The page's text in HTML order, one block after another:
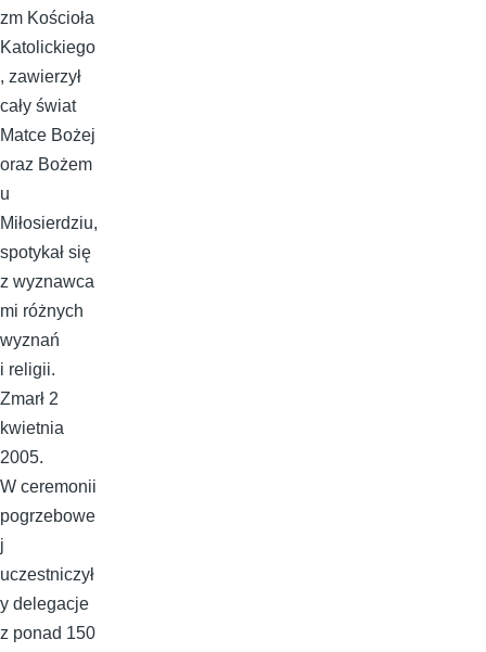
zm Kościoła
Katolickiego
, zawierzył
cały świat
Matce Bożej
oraz Bożem
u
Miłosierdziu,
spotykał się
z wyznawca
mi różnych
wyznań
i religii.
Zmarł 2
kwietnia
2005.
W ceremonii
pogrzebowe
j
uczestniczył
y delegacje
z ponad 150